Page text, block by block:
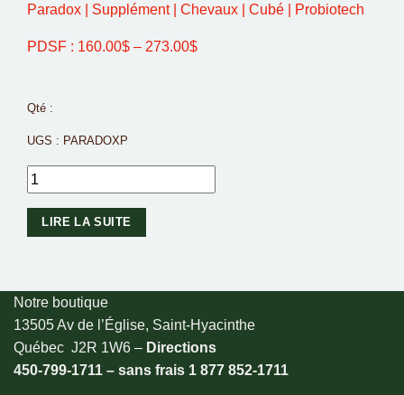
Paradox | Supplément | Chevaux | Cubé | Probiotech
PDSF : 160.00$ – 273.00$
Qté :
UGS : PARADOXP
LIRE LA SUITE
Notre boutique
13505 Av de l’Église, Saint-Hyacinthe
Québec J2R 1W6 – Directions
450-799-1711 – sans frais 1 877 852-1711